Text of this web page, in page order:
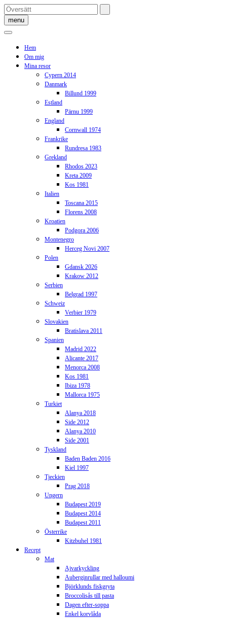
Skip
to
content
menu
Hem
Om mig
Mina resor
Cypern 2014
Danmark
Billund 1999
Estland
Pärnu 1999
England
Cornwall 1974
Frankrike
Rundresa 1983
Grekland
Rhodos 2023
Kreta 2009
Kos 1981
Italien
Toscana 2015
Florens 2008
Kroatien
Podgora 2006
Montenegro
Herceg Novi 2007
Polen
Gdansk 2026
Krakow 2012
Serbien
Belgrad 1997
Schweiz
Verbier 1979
Slovakien
Bratislava 2011
Spanien
Madrid 2022
Alicante 2017
Menorca 2008
Kos 1981
Ibiza 1978
Mallorca 1975
Turkiet
Alanya 2018
Side 2012
Alanya 2010
Side 2001
Tyskland
Baden Baden 2016
Kiel 1997
Tjeckien
Prag 2018
Ungern
Budapest 2019
Budapest 2014
Budapest 2011
Österrike
Kitzbuhel 1981
Recept
Mat
Ajvarkyckling
Auberginrullar med halloumi
Björklunds fiskgryta
Broccolisås till pasta
Dagen efter-soppa
Enkel korvlåda